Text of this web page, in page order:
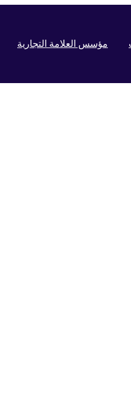
مؤسس العلامة التجارية